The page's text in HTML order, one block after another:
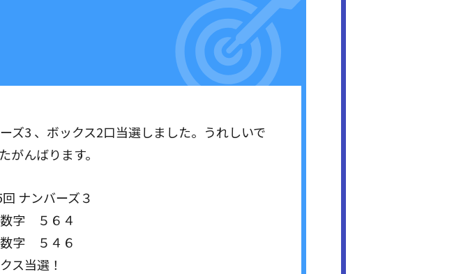
ズ3 、ボックス2口当選しました。うれしいで
がんばります。
ナンバーズ３
数字 ５６４
数字 ５４６
ス当選！